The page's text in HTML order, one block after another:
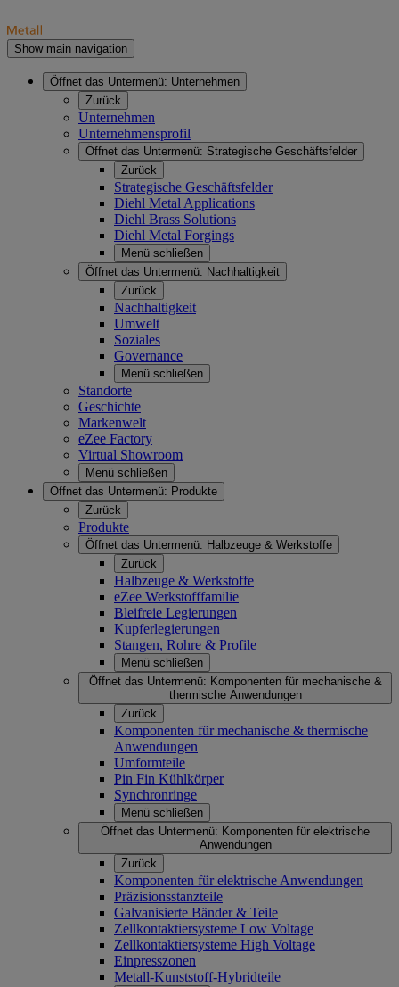
Show main navigation
Öffnet das Untermenü: Unternehmen
Zurück
Unternehmen
Unternehmensprofil
Öffnet das Untermenü: Strategische Geschäftsfelder
Zurück
Strategische Geschäftsfelder
Diehl Metal Applications
Diehl Brass Solutions
Diehl Metal Forgings
Menü schließen
Öffnet das Untermenü: Nachhaltigkeit
Zurück
Nachhaltigkeit
Umwelt
Soziales
Governance
Menü schließen
Standorte
Geschichte
Markenwelt
eZee Factory
Virtual Showroom
Menü schließen
Öffnet das Untermenü: Produkte
Zurück
Produkte
Öffnet das Untermenü: Halbzeuge & Werkstoffe
Zurück
Halbzeuge & Werkstoffe
eZee Werkstofffamilie
Bleifreie Legierungen
Kupferlegierungen
Stangen, Rohre & Profile
Menü schließen
Öffnet das Untermenü: Komponenten für mechanische &
thermische Anwendungen
Zurück
Komponenten für mechanische & thermische
Anwendungen
Umformteile
Pin Fin Kühlkörper
Synchronringe
Menü schließen
Öffnet das Untermenü: Komponenten für elektrische
Anwendungen
Zurück
Komponenten für elektrische Anwendungen
Präzisionsstanzteile
Galvanisierte Bänder & Teile
Zellkontaktiersysteme Low Voltage
Zellkontaktiersysteme High Voltage
Einpresszonen
Metall-Kunststoff-Hybridteile